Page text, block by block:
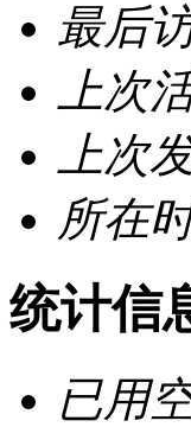
最后
上次
上次
所在
统计信
已用